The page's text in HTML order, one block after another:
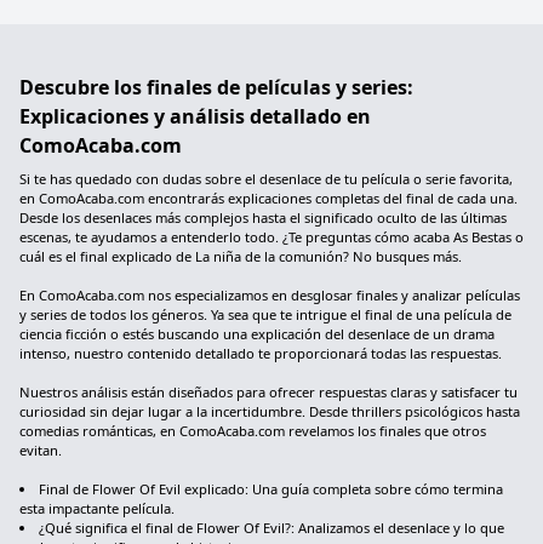
Descubre los finales de películas y series:
Explicaciones y análisis detallado en
ComoAcaba.com
Si te has quedado con dudas sobre el desenlace de tu película o serie favorita,
en ComoAcaba.com encontrarás explicaciones completas del final de cada una.
Desde los desenlaces más complejos hasta el significado oculto de las últimas
escenas, te ayudamos a entenderlo todo. ¿Te preguntas cómo acaba As Bestas o
cuál es el final explicado de La niña de la comunión? No busques más.
En ComoAcaba.com nos especializamos en desglosar finales y analizar películas
y series de todos los géneros. Ya sea que te intrigue el final de una película de
ciencia ficción o estés buscando una explicación del desenlace de un drama
intenso, nuestro contenido detallado te proporcionará todas las respuestas.
Nuestros análisis están diseñados para ofrecer respuestas claras y satisfacer tu
curiosidad sin dejar lugar a la incertidumbre. Desde thrillers psicológicos hasta
comedias románticas, en ComoAcaba.com revelamos los finales que otros
evitan.
Final de Flower Of Evil explicado: Una guía completa sobre cómo termina
esta impactante película.
¿Qué significa el final de Flower Of Evil?: Analizamos el desenlace y lo que